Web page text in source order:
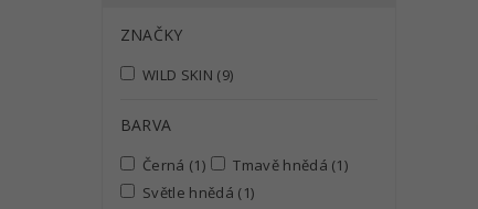
ZNAČKY
WILD SKIN (9)
BARVA
Černá (1) Tmavě hnědá (1)
Světle hnědá (1)